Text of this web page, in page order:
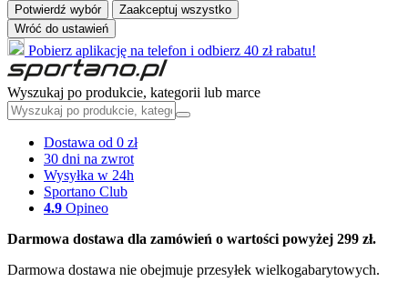
Potwierdź wybór
Zaakceptuj wszystko
Wróć do ustawień
Pobierz aplikację na telefon i odbierz 40 zł rabatu!
Wyszukaj po produkcie, kategorii lub marce
Dostawa od 0 zł
30 dni na zwrot
Wysyłka w 24h
Sportano Club
4.9 Opineo
Darmowa dostawa dla zamówień o wartości powyżej 299 zł.
Darmowa dostawa nie obejmuje przesyłek wielkogabarytowych.